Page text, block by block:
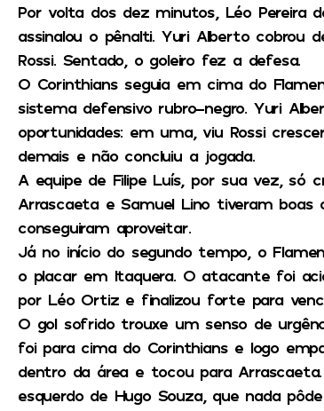
Por volta dos dez minutos, Léo Pereira
assinalou o pênalti. Yuri Alberto cobrou
Rossi. Sentado, o goleiro fez a defesa.
O Corinthians seguia em cima do
sistema defensivo rubro-negro. Yuri
oportunidades: em uma, viu Rossi
demais e não concluiu a jogada.
A equipe de Filipe Luís, por sua vez, só
Arrascaeta e Samuel Lino tiveram boas
conseguiram aproveitar.
Já no início do segundo tempo, o
o placar em Itaquera. O atacante foi
por Léo Ortiz e finalizou forte para
O gol sofrido trouxe um senso de
foi para cima do Corinthians e logo
dentro da área e tocou para
esquerdo de Hugo Souza, que nada